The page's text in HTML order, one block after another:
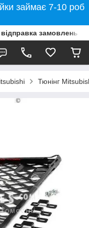
займає 7-10 роб
відправка замовлень
Тюнінг